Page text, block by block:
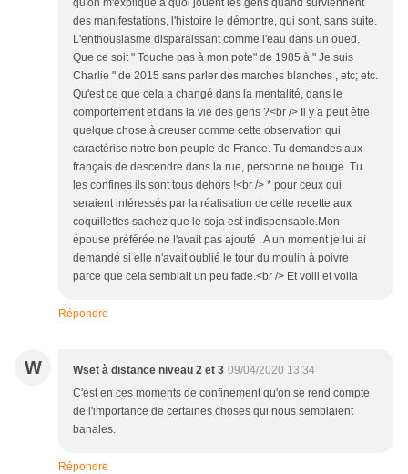
qu'on m'explique à quoi jouent les gens quand surviennent
des manifestations, l'histoire le démontre, qui sont, sans suite.
L'enthousiasme disparaissant comme l'eau dans un oued.
Que ce soit " Touche pas à mon pote" de 1985 à " Je suis
Charlie " de 2015 sans parler des marches blanches , etc; etc.
Qu'est ce que cela a changé dans la mentalité, dans le
comportement et dans la vie des gens ?<br /> Il y a peut être
quelque chose à creuser comme cette observation qui
caractérise notre bon peuple de France. Tu demandes aux
français de descendre dans la rue, personne ne bouge. Tu
les confines ils sont tous dehors !<br /> * pour ceux qui
seraient intéressés par la réalisation de cette recette aux
coquillettes sachez que le soja est indispensable.Mon
épouse préférée ne l'avait pas ajouté . A un moment je lui ai
demandé si elle n'avait oublié le tour du moulin à poivre
parce que cela semblait un peu fade.<br /> Et voili et voila
Répondre
W Wset à distance niveau 2 et 3 09/04/2020 13:34
C'est en ces moments de confinement qu'on se rend compte
de l'importance de certaines choses qui nous semblaient
banales.
Répondre